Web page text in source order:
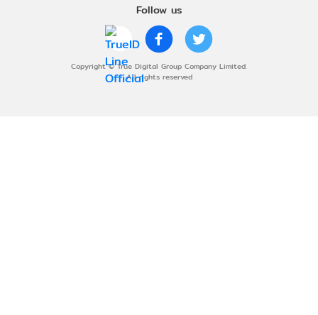
Follow us
Copyright © True Digital Group Company Limited.
All rights reserved